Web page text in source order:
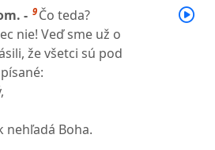
- 9 Čo teda?
nie! Veď sme už o
že všetci sú pod
nehľadá Boha.